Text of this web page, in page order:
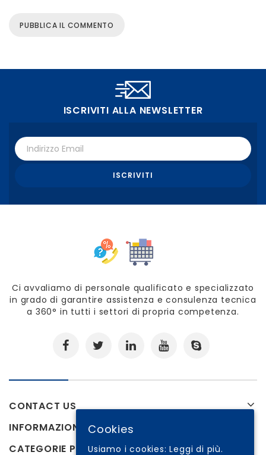
ISCRIVITI ALLA NEWSLETTER
Ci avvaliamo di personale qualificato e specializzato
in grado di garantire assistenza e consulenza tecnica
a 360° in tutti i settori di propria competenza.
CONTACT US
INFORMAZIONI
CATEGORIE PRODOTTI
Cookies
Usiamo i cookies:Leggi di più.